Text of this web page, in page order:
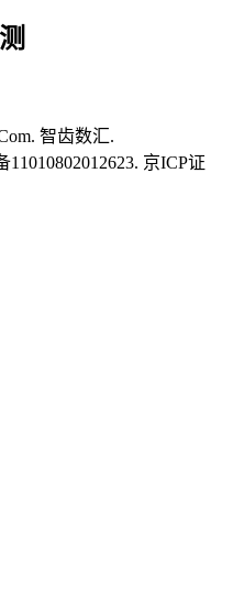
智齿数汇.
11010802012623. 京ICP证